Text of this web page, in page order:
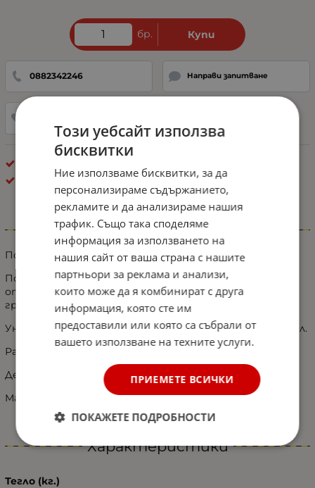
бр. Купи
0882342246 Направи запитване
Dunlop
Информация
Покривало за предно стъкло на автомобил
Покривалото предпазва от замръзване и заледяване,
от вредните ултравиолетови лъчи на слънцето, от
градушка и киселинни дъждове.
Универсален размер подходящ за всеки вид автомобил.
Размери: 150 x 70 см
Дебелина: 1.5 мм
Материал: алуминиево фолио
Характеристики
Тегло (кг.)
Този уебсайт използва
бисквитки
Ние използваме бисквитки, за да
персонализираме съдържанието,
рекламите и да анализираме нашия
трафик. Също така споделяме
информация за използването на
нашия сайт от ваша страна с нашите
партньори за реклама и анализи,
които може да я комбинират с друга
информация, която сте им
предоставили или която са събрали от
вашето използване на техните услуги.
ПРИЕМЕТЕ ВСИЧКИ
ПОКАЖЕТЕ ПОДРОБНОСТИ